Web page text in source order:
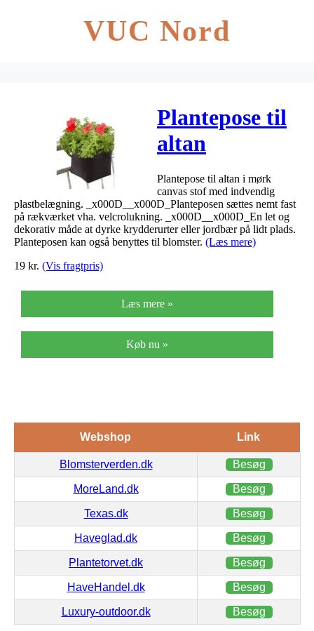
VUC Nord
Plantepose til
altan
19x19x20
Plantepose til altan i mørk
canvas stof med indvendig
plastbelægning. _x000D__x000D_Planteposen sættes nemt fast
på rækværket vha. velcrolukning. _x000D__x000D_En let og
dekorativ måde at dyrke krydderurter eller jordbær på lidt plads.
Planteposen kan også benyttes til blomster. (Læs mere)
19 kr. (Vis fragtpris)
Læs mere »
Køb nu »
Webshop Link
Blomsterverden.dk Besøg
MoreLand.dk Besøg
Texas.dk Besøg
Haveglad.dk Besøg
Plantetorvet.dk Besøg
HaveHandel.dk Besøg
Luxury-outdoor.dk Besøg